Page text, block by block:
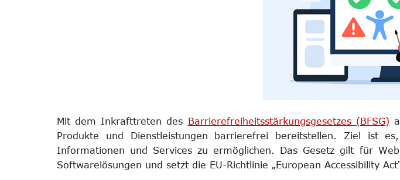
Mit dem Inkrafttreten des Barrierefreiheitsstärkungsgesetzes (BFSG)
Produkte und Dienstleistungen barrierefrei bereitstellen. Ziel ist
Informationen und Services zu ermöglichen. Das Gesetz gilt für
Softwarelösungen und setzt die EU-Richtlinie „European Accessibility